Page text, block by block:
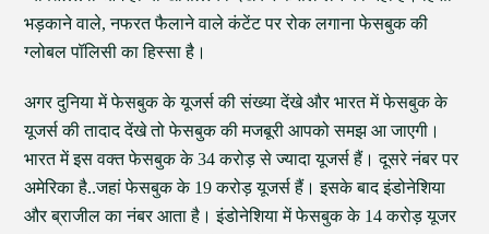
भड़काने वाले, नफरत फैलाने वाले कंटेंट पर रोक लगाना फेसबुक की
ग्लोबल पॉलिसी का हिस्सा है।
अगर दुनिया में फेसबुक के यूजर्स की संख्या देंखे और भारत में फेसबुक के
यूजर्स की तादाद देंखे तो फेसबुक की मजबूरी आपको समझ आ जाएगी।
भारत में इस वक्त फेसबुक के 34 करोड़ से ज्यादा यूजर्स हैं। दूसरे नंबर पर
अमेरिका है..जहां फेसबुक के 19 करोड़ यूजर्स हैं। इसके बाद इंडोनेशिया
और ब्राजील का नंबर आता है। इंडोनेशिया में फेसबुक के 14 करोड़ यूजर